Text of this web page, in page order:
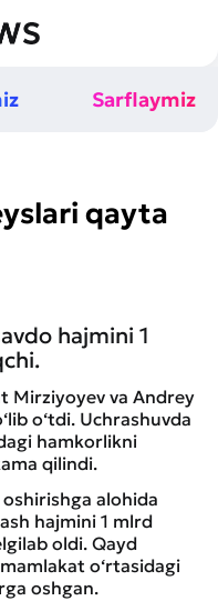
Sarflaymiz
qayta
hajmini 1
Mirziyoyev va Andrey
o‘tdi. Uchrashuvda
hamkorlikni
qilindi.
alohida
hajmini 1 mlrd
oldi. Qayd
o‘rtasidagi
oshgan.